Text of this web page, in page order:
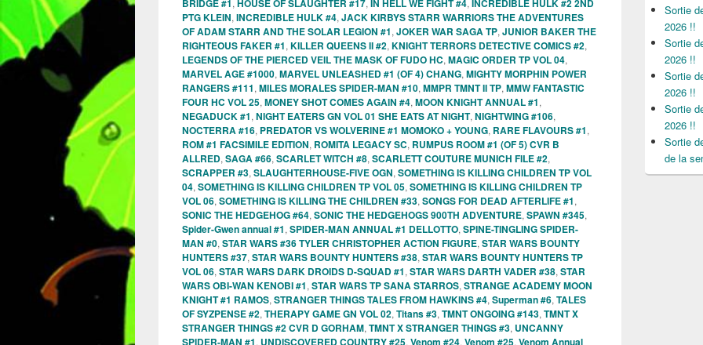
BRIDGE #1 HOUSE OF SLAUGHTER #17 IN HELL WE FIGHT #4 INCREDIBLE HULK #2 2ND
PTG KLEIN, INCREDIBLE HULK #4, JACK KIRBYS STARR WARRIORS THE ADVENTURES
OF ADAM STARR AND THE SOLAR LEGION #1, JOKER WAR SAGA TP, JUNIOR BAKER THE
RIGHTEOUS FAKER #1, KILLER QUEENS II #2, KNIGHT TERRORS DETECTIVE COMICS #2,
LEGENDS OF THE PIERCED VEIL THE MASK OF FUDO HC, MAGIC ORDER TP VOL 04,
MARVEL AGE #1000, MARVEL UNLEASHED #1 (OF 4) CHANG, MIGHTY MORPHIN POWER
RANGERS #111, MILES MORALES SPIDER-MAN #10, MMPR TMNT II TP, MMW FANTASTIC
FOUR HC VOL 25, MONEY SHOT COMES AGAIN #4, MOON KNIGHT ANNUAL #1,
NEGADUCK #1, NIGHT EATERS GN VOL 01 SHE EATS AT NIGHT, NIGHTWING #106,
NOCTERRA #16, PREDATOR VS WOLVERINE #1 MOMOKO + YOUNG, RARE FLAVOURS #1,
ROM #1 FACSIMILE EDITION, ROMITA LEGACY SC, RUMPUS ROOM #1 (OF 5) CVR B
ALLRED, SAGA #66, SCARLET WITCH #8, SCARLETT COUTURE MUNICH FILE #2,
SCRAPPER #3, SLAUGHTERHOUSE-FIVE OGN, SOMETHING IS KILLING CHILDREN TP VOL
04, SOMETHING IS KILLING CHILDREN TP VOL 05, SOMETHING IS KILLING CHILDREN TP
VOL 06, SOMETHING IS KILLING THE CHILDREN #33, SONGS FOR DEAD AFTERLIFE #1,
SONIC THE HEDGEHOG #64, SONIC THE HEDGEHOGS 900TH ADVENTURE, SPAWN #345,
Spider-Gwen annual #1, SPIDER-MAN ANNUAL #1 DELLOTTO, SPINE-TINGLING SPIDER-
MAN #0, STAR WARS #36 TYLER CHRISTOPHER ACTION FIGURE, STAR WARS BOUNTY
HUNTERS #37, STAR WARS BOUNTY HUNTERS #38, STAR WARS BOUNTY HUNTERS TP
VOL 06, STAR WARS DARK DROIDS D-SQUAD #1, STAR WARS DARTH VADER #38, STAR
WARS OBI-WAN KENOBI #1, STAR WARS TP SANA STARROS, STRANGE ACADEMY MOON
KNIGHT #1 RAMOS, STRANGER THINGS TALES FROM HAWKINS #4, Superman #6, TALES
OF SYZPENSE #2, THERAPY GAME GN VOL 02, Titans #3, TMNT ONGOING #143, TMNT X
STRANGER THINGS #2 CVR D GORHAM, TMNT X STRANGER THINGS #3, UNCANNY
SPIDER-MAN #1, UNDISCOVERED COUNTRY #25, Venom #24, Venom #25, Venom Annual
Sortie
2026 !!
Sortie
2026 !!
Sortie
2026 !!
Sortie
2026 !!
Sortie
de la